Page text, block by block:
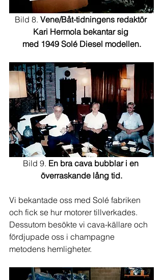
Bild 8. Vene/Båt-tidningens redaktör
Kari Hermola bekantar sig
med 1949 Solé Diesel modellen.
Bild 9. En bra cava bubblar i en
överraskande lång tid.
Vi bekantade oss med Solé fabriken
och fick se hur motorer tillverkades.
Dessutom besökte vi cava-källare och
fördjupade oss i champagne
metodens hemligheter.